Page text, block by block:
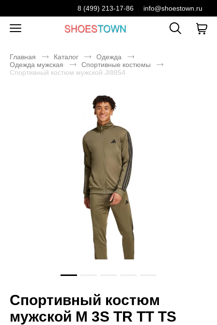
8 (499) 213-17-86 info@shoestown.ru
Главная Каталог
Одежда
Одежда мужская
Спортивные костюмы
Спортивный костюм мужской JI8854
Спортивный костюм
мужской M 3S TR TT TS